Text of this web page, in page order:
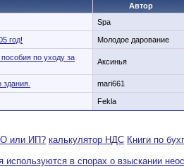
Автор
Spa
год! Молодое дарование
по уходу за
Аксинья
mari661
Fekla
или ИП? калькулятор НДС Книги по
используются в спорах о взыскании